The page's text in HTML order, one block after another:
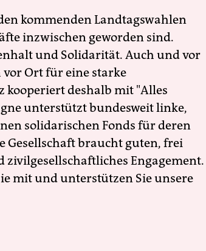
kommenden Landtagswahlen
inzwischen geworden sind.
und Solidarität. Auch und vor
Ort für eine starke
kooperiert deshalb mit "Alles
unterstützt bundesweit linke,
solidarischen Fonds für deren
Gesellschaft braucht guten, frei
Engagement.
mit und unterstützen Sie unsere